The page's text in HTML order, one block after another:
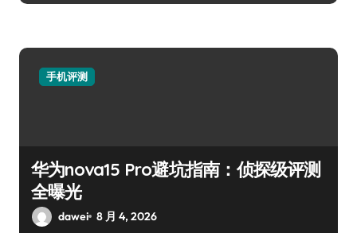
手机评测
华为nova15 Pro避坑指南：侦探级评测
全曝光
dawei 8 月 4, 2026